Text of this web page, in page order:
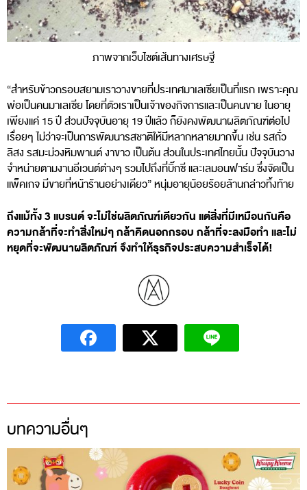
ภาพจากเว็บไซต์เส้นทางเศรษฐี
“สำหรับข้าวกรอบสยามเราวางขายที่ประเทศมาเลเซียเป็นที่แรก เพราะคุณ
พ่อเป็นคนมาเลเซีย โดยที่ตัวเราเป็นเจ้าของกิจการและเป็นคนขาย ในอายุ
เพียงแค่ 15 ปี ส่วนปัจจุบันอายุ 19 ปีแล้ว ก็ยังคงพัฒนาผลิตภัณฑ์ต่อไป
เรื่อยๆ ไม่ว่าจะเป็นการพัฒนารสชาติให้มีหลากหลายมากขึ้น เช่น รสถั่ว
ลิสง รสมะม่วงหิมพานต์ งาขาว เป็นต้น ส่วนในประเทศไทยนั้น ปัจจุบันวาง
จำหน่ายตามงานอีเวนต์ต่างๆ รวมไปถึงที่บิ๊กซี และเลมอนฟาร์ม ซึ่งจัดเป็น
แพ็คเกจ มีขายที่หน้าร้านอย่างเดียว” หนุ่มอายุน้อยร้อยล้านกล่าวทิ้งท้าย
ถึงแม้ทั้ง 3 แบรนต์ จะไม่ใช่ผลิตภัณฑ์เดียวกัน แต่สิ่งที่มีเหมือนกันคือ
ความกล้าที่จะทำสิ่งใหม่ๆ กล้าคิดนอกกรอบ กล้าที่จะลงมือทำ และไม่
หยุดที่จะพัฒนาผลิตภัณฑ์ จึงทำให้ธุรกิจประสบความสำเร็จได้!
บทความอื่นๆ